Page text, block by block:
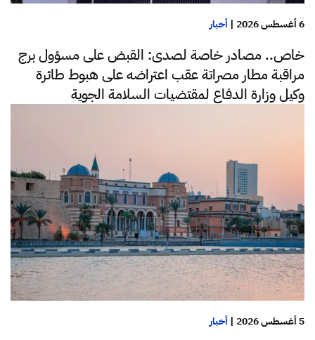
6 أغسطس 2026 | أخبار
خاص.. مصادر خاصة لصدى: القبض على مسؤول برج
مراقبة مطار مصراتة عقب اعتراضه على هبوط طائرة
وكيل وزارة الدفاع لمقتضيات السلامة الجوية
5 أغسطس 2026 | أخبار